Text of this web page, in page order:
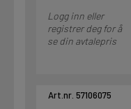
Logg inn eller
registrer deg for å
se din avtalepris
Art.nr. 57106075